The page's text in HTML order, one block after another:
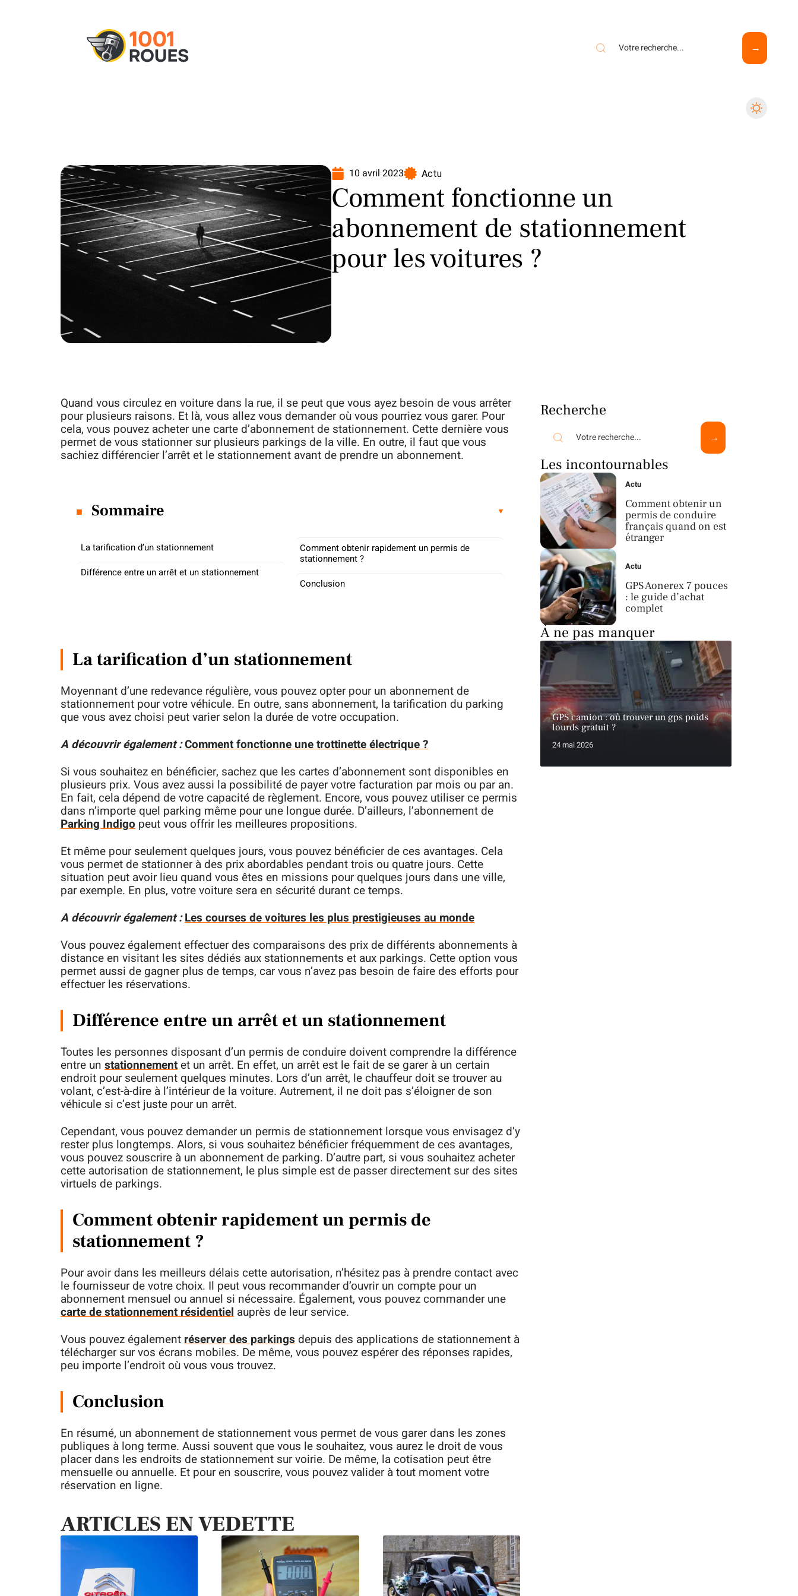
10 avril 2023 Actu
Comment fonctionne un
abonnement de stationnement
pour les voitures ?
Quand vous circulez en voiture dans la rue, il se peut que vous ayez besoin de vous arrêter
pour plusieurs raisons. Et là, vous allez vous demander où vous pourriez vous garer. Pour
cela, vous pouvez acheter une carte d’abonnement de stationnement. Cette dernière vous
permet de vous stationner sur plusieurs parkings de la ville. En outre, il faut que vous
sachiez différencier l’arrêt et le stationnement avant de prendre un abonnement.
Sommaire
La tarification d’un stationnement
Différence entre un arrêt et un stationnement
Comment obtenir rapidement un permis de
stationnement ?
Conclusion
La tarification d’un stationnement
Moyennant d’une redevance régulière, vous pouvez opter pour un abonnement de
stationnement pour votre véhicule. En outre, sans abonnement, la tarification du parking
que vous avez choisi peut varier selon la durée de votre occupation.
A découvrir également :Comment fonctionne une trottinette électrique ?
Si vous souhaitez en bénéficier, sachez que les cartes d’abonnement sont disponibles en
plusieurs prix. Vous avez aussi la possibilité de payer votre facturation par mois ou par an.
En fait, cela dépend de votre capacité de règlement. Encore, vous pouvez utiliser ce permis
dans n’importe quel parking même pour une longue durée. D’ailleurs, l’abonnement de
Parking Indigo peut vous offrir les meilleures propositions.
Et même pour seulement quelques jours, vous pouvez bénéficier de ces avantages. Cela
vous permet de stationner à des prix abordables pendant trois ou quatre jours. Cette
situation peut avoir lieu quand vous êtes en missions pour quelques jours dans une ville,
par exemple. En plus, votre voiture sera en sécurité durant ce temps.
A découvrir également :Les courses de voitures les plus prestigieuses au monde
Vous pouvez également effectuer des comparaisons des prix de différents abonnements à
distance en visitant les sites dédiés aux stationnements et aux parkings. Cette option vous
permet aussi de gagner plus de temps, car vous n’avez pas besoin de faire des efforts pour
effectuer les réservations.
Différence entre un arrêt et un stationnement
Toutes les personnes disposant d’un permis de conduire doivent comprendre la différence
entre un stationnementet un arrêt. En effet, un arrêt est le fait de se garer à un certain
endroit pour seulement quelques minutes. Lors d’un arrêt, le chauffeur doit se trouver au
volant, c’est-à-dire à l’intérieur de la voiture. Autrement, il ne doit pas s’éloigner de son
véhicule si c’est juste pour un arrêt.
Cependant, vous pouvez demander un permis de stationnement lorsque vous envisagez d’y
rester plus longtemps. Alors, si vous souhaitez bénéficier fréquemment de ces avantages,
vous pouvez souscrire à un abonnement de parking. D’autre part, si vous souhaitez acheter
cette autorisation de stationnement, le plus simple est de passer directement sur des sites
virtuels de parkings.
Comment obtenir rapidement un permis de
stationnement ?
Pour avoir dans les meilleurs délais cette autorisation, n’hésitez pas à prendre contact avec
le fournisseur de votre choix. Il peut vous recommander d’ouvrir un compte pour un
abonnement mensuel ou annuel si nécessaire. Également, vous pouvez commander une
carte de stationnement résidentiel auprès de leur service.
Vous pouvez égalementréserver des parkings depuis des applications de stationnement à
télécharger sur vos écrans mobiles. De même, vous pouvez espérer des réponses rapides,
peu importe l’endroit où vous vous trouvez.
Conclusion
En résumé, un abonnement de stationnement vous permet de vous garer dans les zones
publiques à long terme. Aussi souvent que vous le souhaitez, vous aurez le droit de vous
placer dans les endroits de stationnement sur voirie. De même, la cotisation peut être
mensuelle ou annuelle. Et pour en souscrire, vous pouvez valider à tout moment votre
réservation en ligne.
ARTICLES EN VEDETTE
Recherche
Les incontournables
Actu
Comment obtenir un
permis de conduire
français quand on est
étranger
Actu
GPS Aonerex 7 pouces
: le guide d’achat
complet
À ne pas manquer
GPS camion : où trouver un gps poids
lourds gratuit ?
24 mai 2026